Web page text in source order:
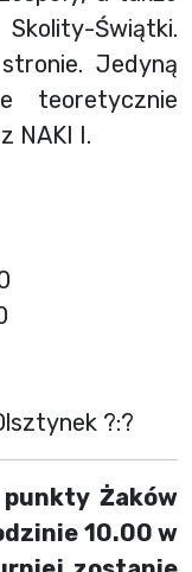
Świątki.
Jedyną
teoretycznie
NAKI I.
?:?
Żaków
10.00 w